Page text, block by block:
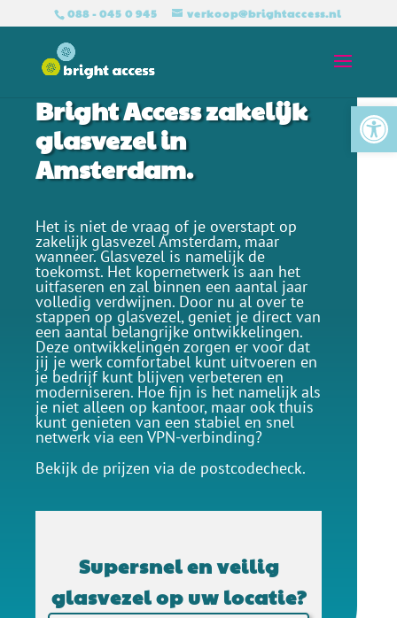
088 - 045 0 945 verkoop@brightaccess.nl
Bright Access zakelijk
glasvezel in
Amsterdam.
Het is niet de vraag of je overstapt op
zakelijk glasvezel Amsterdam, maar
wanneer. Glasvezel is namelijk de
toekomst. Het kopernetwerk is aan het
uitfaseren en zal binnen een aantal jaar
volledig verdwijnen. Door nu al over te
stappen op glasvezel, geniet je direct van
een aantal belangrijke ontwikkelingen.
Deze ontwikkelingen zorgen er voor dat
jij je werk comfortabel kunt uitvoeren en
je bedrijf kunt blijven verbeteren en
moderniseren. Hoe fijn is het namelijk als
je niet alleen op kantoor, maar ook thuis
kunt genieten van een stabiel en snel
netwerk via een VPN-verbinding?
Bekijk de prijzen via de postcodecheck.
Supersnel en veilig
glasvezel op uw locatie?